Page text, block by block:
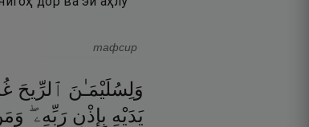
тафсир
وَلِسُلَيْمَـٰنَ ٱلرِّيحَ
يَدَيْهِ بِإِذْنِ رَبِّهِۦ ۖ